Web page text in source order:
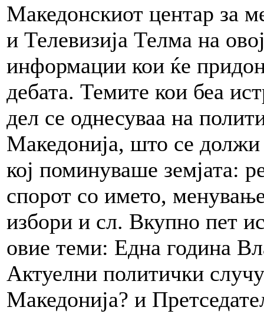
Македонскиот центар за
и Телевизија Телма на
информации кои ќе
дебата. Темите кои беа
дел се однесуваа на
Македонија, што се должи
кој поминуваше земјата:
спорот со името,
избори и сл. Вкупно пет
овие теми: Една година
Актуелни политички
Македонија? и